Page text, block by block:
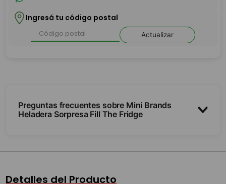
Ingresá tu código postal
Actualizar
Preguntas frecuentes sobre Mini Brands
Heladera Sorpresa Fill The Fridge
Detalles del Producto